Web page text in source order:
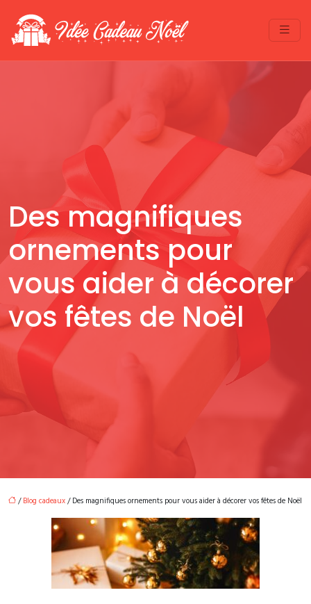
Des magnifiques
ornements pour
vous aider à décorer
vos fêtes de Noël
/Blog cadeaux/ Des magnifiques ornements pour vous aider à décorer vos fêtes de Noël